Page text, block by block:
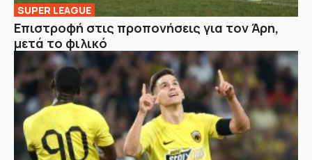
SUPER LEAGUE
Επιστροφή στις προπονήσεις για τον Άρη,
μετά το φιλικό